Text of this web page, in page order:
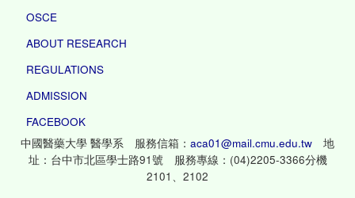
OSCE
ABOUT RESEARCH
REGULATIONS
ADMISSION
FACEBOOK
中國醫藥大學 醫學系 服務信箱： aca01@mail.cmu.edu.tw 地
址：台中市北區學士路91號 服務專線：(04)2205-3366分機
2101、2102